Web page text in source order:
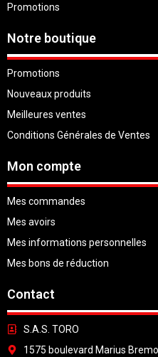
Promotions
Notre boutique
Promotions
Nouveaux produits
Meilleures ventes
Conditions Générales de Ventes
Mon compte
Mes commandes
Mes avoirs
Mes informations personnelles
Mes bons de réduction
Contact
S.A.S. TORO
1575 boulevard Marius